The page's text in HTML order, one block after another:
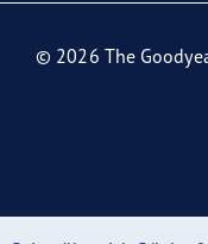
© 2026 The